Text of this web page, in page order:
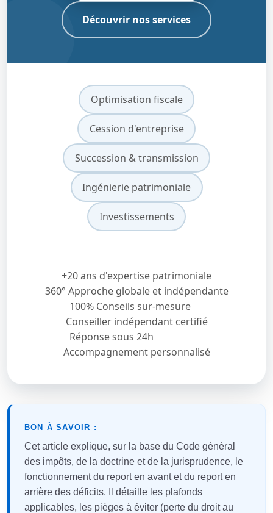
Découvrir nos services
Optimisation fiscale
Cession d'entreprise
Succession & transmission
Ingénierie patrimoniale
Investissements
+20 ans d'expertise patrimoniale
360° Approche globale et indépendante
100% Conseils sur-mesure
Conseiller indépendant certifié
Réponse sous 24h
Accompagnement personnalisé
BON À SAVOIR :
Cet article explique, sur la base du Code général
des impôts, de la doctrine et de la jurisprudence, le
fonctionnement du report en avant et du report en
arrière des déficits. Il détaille les plafonds
applicables, les pièges à éviter (perte du droit au